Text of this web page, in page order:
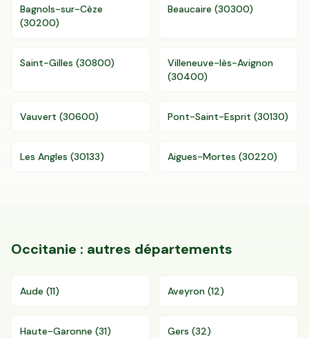
Bagnols-sur-Cèze
(30200)
Beaucaire (30300)
Saint-Gilles (30800)
Villeneuve-lès-Avignon
(30400)
Vauvert (30600) Pont-Saint-Esprit (30130)
Les Angles (30133) Aigues-Mortes (30220)
Occitanie : autres départements
Aude (11) Aveyron (12)
Haute-Garonne (31) Gers (32)
Accès gratuit illimité
Donnees de valeurs foncières officielles